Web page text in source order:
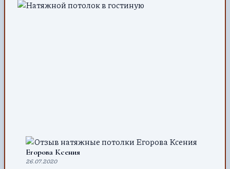
Егорова Ксения
26.07.2020